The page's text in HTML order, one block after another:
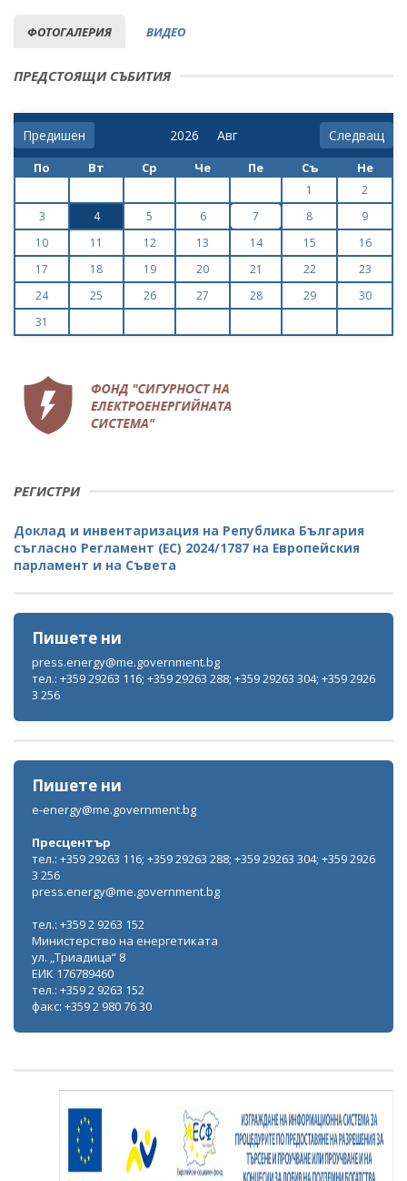
ФОТОГАЛЕРИЯ ВИДЕО
ПРЕДСТОЯЩИ СЪБИТИЯ
Предишен Следващ
По Вт Ср Че Пе Съ Не
1
2
3
4 5 6 7 8
9
10
11 12 13 14 15
16
17
18 19 20 21 22
23
24
25 26 27 28 29
30
31
РЕГИСТРИ
Доклад и инвентаризация на Република България
съгласно Регламент (ЕС) 2024/1787 на Европейския
парламент и на Съвета
Пишете ни
press.energy@me.government.bg
тел.: +359 29263 116; +359 29263 288; +359 29263 304; +359 2926
3 256
Пишете ни
e-energy@me.government.bg
Пресцентър
тел.: +359 29263 116; +359 29263 288; +359 29263 304; +359 2926
3 256
press.energy@me.government.bg
тел.: +359 2 9263 152
Министерство на енергетиката
ул. „Триадица“ 8
ЕИК 176789460
тел.: +359 2 9263 152
факс: +359 2 980 76 30